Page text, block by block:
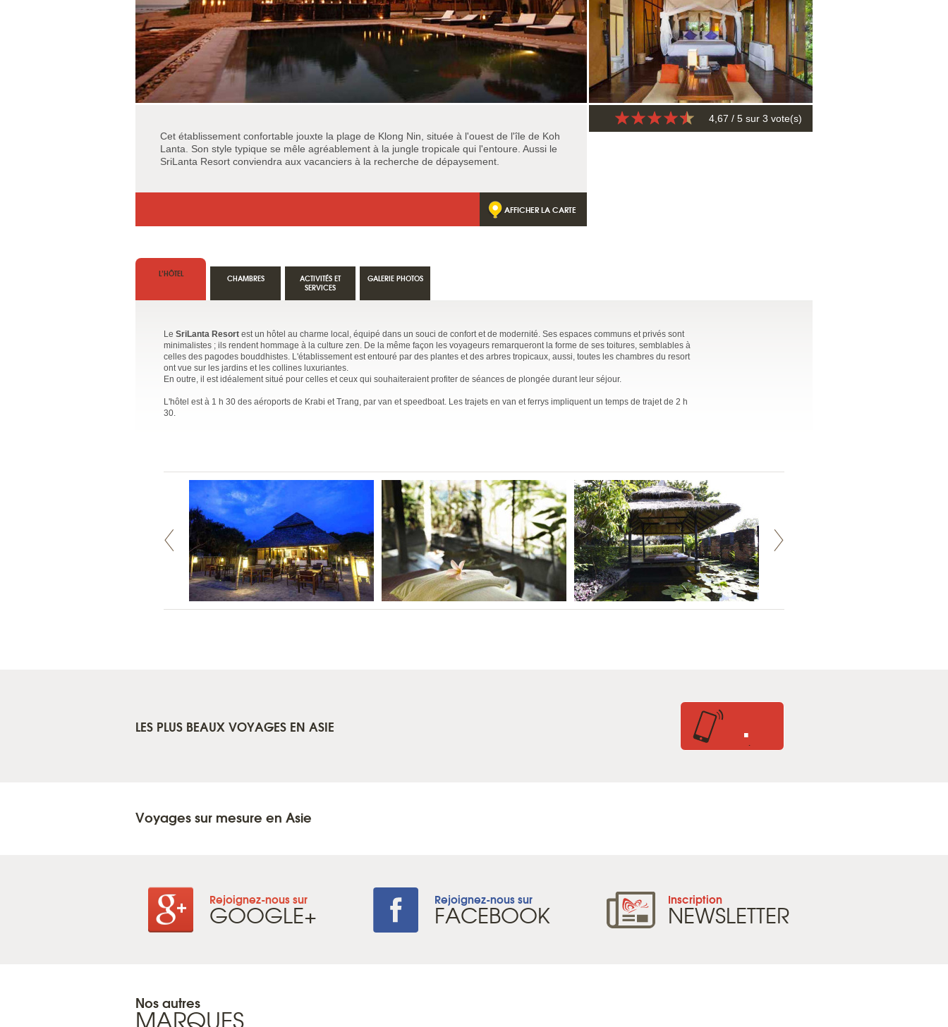
Cet établissement confortable jouxte la plage de Klong Nin, située à l'ouest de l'île de Koh
Lanta. Son style typique se mêle agréablement à la jungle tropicale qui l'entoure. Aussi le
SriLanta Resort conviendra aux vacanciers à la recherche de dépaysement.
AFFICHER LA CARTE
4,67 / 5 sur 3 vote(s)
L’HÔTEL
Le SriLanta Resort est un hôtel au charme local, équipé dans un souci de confort et de modernité. Ses espaces communs et privés sont
minimalistes ; ils rendent hommage à la culture zen. De la même façon les voyageurs remarqueront la forme de ses toitures, semblables à
celles des pagodes bouddhistes. L'établissement est entouré par des plantes et des arbres tropicaux, aussi, toutes les chambres du resort
ont vue sur les jardins et les collines luxuriantes.
En outre, il est idéalement situé pour celles et ceux qui souhaiteraient profiter de séances de plongée durant leur séjour.
L'hôtel est à 1 h 30 des aéroports de Krabi et Trang, par van et speedboat. Les trajets en van et ferrys impliquent un temps de trajet de 2 h
30.
CHAMBRES
ACTIVITÉS ET
SERVICES
GALERIE PHOTOS
LES PLUS BEAUX VOYAGES EN ASIE ..
Voyages sur mesure en Asie
Rejoignez-nous sur
GOOGLE+ Rejoignez-nous sur
FACEBOOK Inscription
NEWSLETTER
Nos autres
MARQUES